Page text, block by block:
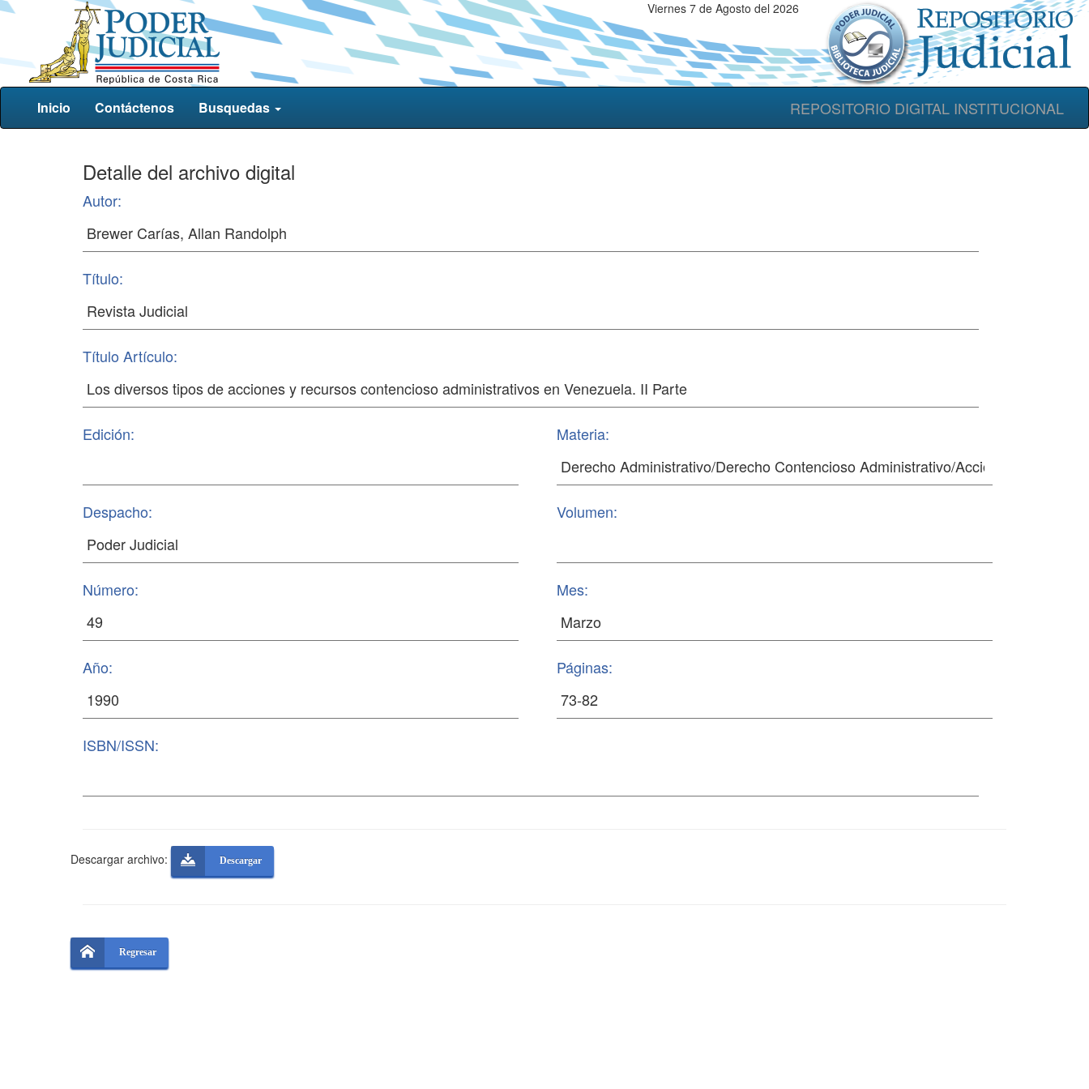
Viernes 7 de Agosto del 2026
REPOSITORIO DIGITAL INSTITUCIONAL
Inicio Contáctenos Busquedas
Detalle del archivo digital
Autor:
Título:
Título Artículo:
Edición: Materia:
Despacho: Volumen:
Número: Mes:
Año: Páginas:
ISBN/ISSN:
Descargar archivo: Descargar
Regresar